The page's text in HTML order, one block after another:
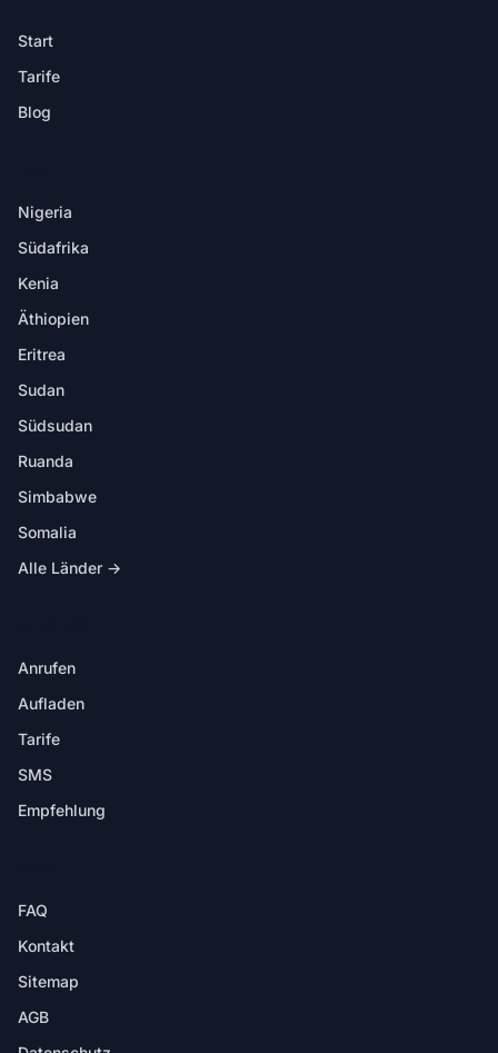
Start
Tarife
Blog
Nigeria
Südafrika
Kenia
Äthiopien
Eritrea
Sudan
Südsudan
Ruanda
Simbabwe
Somalia
Alle Länder →
Anrufen
Aufladen
Tarife
SMS
Empfehlung
FAQ
Kontakt
Sitemap
AGB